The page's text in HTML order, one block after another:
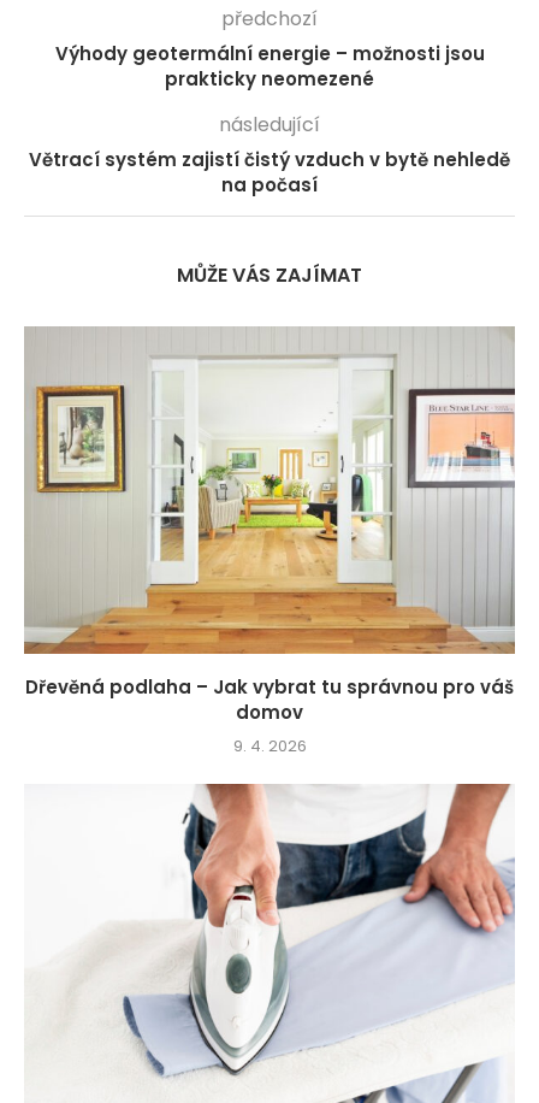
předchozí
Výhody geotermální energie – možnosti jsou
prakticky neomezené
následující
Větrací systém zajistí čistý vzduch v bytě nehledě
na počasí
MŮŽE VÁS ZAJÍMAT
Dřevěná podlaha – Jak vybrat tu správnou pro váš
domov
9. 4. 2026